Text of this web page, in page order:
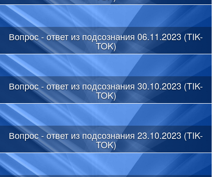
Вопрос - ответ из подсознания 06.11.2023 (TIK-
TOK)
Вопрос - ответ из подсознания 30.10.2023 (TIK-
TOK)
Вопрос - ответ из подсознания 23.10.2023 (TIK-
TOK)